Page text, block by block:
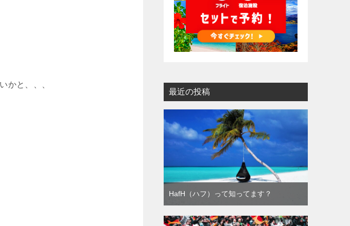
かと、、、
最近の投稿
HafH（ハフ）って知ってます？